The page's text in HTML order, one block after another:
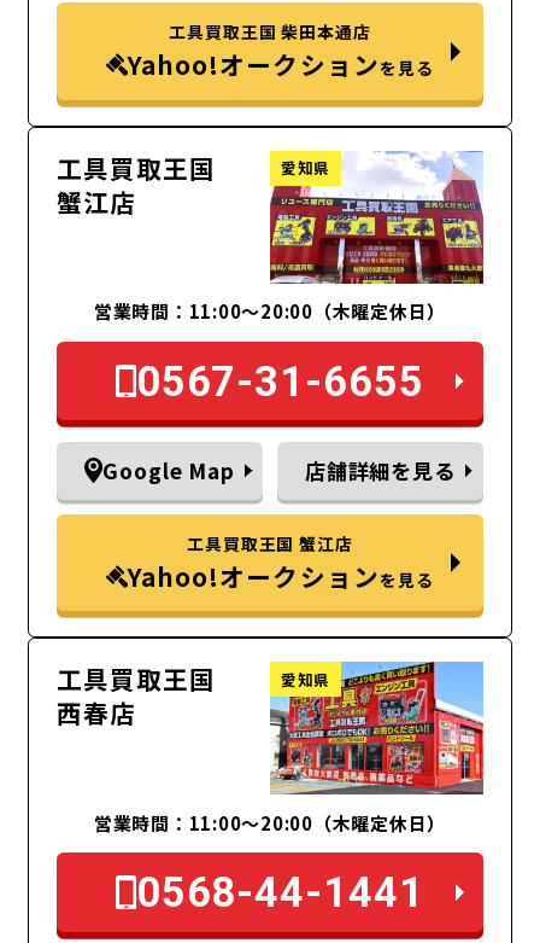
工具買取王国 柴田本通店
Yahoo!オークションを見る
工具買取王国
蟹江店
愛知県
営業時間：11:00～20:00（木曜定休日）
0567-31-6655
Google Map 店舗詳細を見る
工具買取王国 蟹江店
Yahoo!オークションを見る
工具買取王国
西春店
愛知県
営業時間：11:00～20:00（木曜定休日）
0568-44-1441